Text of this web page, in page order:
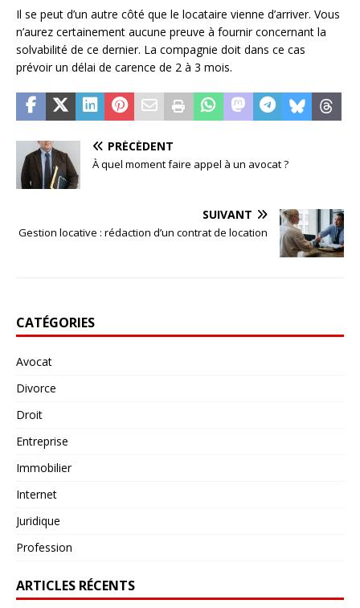
Il se peut d’un autre côté que le locataire vienne d’arriver. Vous
n’aurez certainement aucune preuve à fournir concernant la
solvabilité de ce dernier. La compagnie doit dans ce cas
prévoir un délai de carence de 2 à 3 mois.
PRÉCÉDENT
À quel moment faire appel à un avocat ?
SUIVANT
Gestion locative : rédaction d’un contrat de location
CATÉGORIES
Avocat
Divorce
Droit
Entreprise
Immobilier
Internet
Juridique
Profession
ARTICLES RÉCENTS